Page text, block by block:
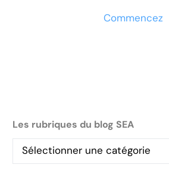
Commencez
Les rubriques du blog SEA